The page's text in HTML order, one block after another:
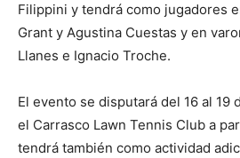
Filippini y tendrá como jugadores
Grant y Agustina Cuestas y en
Llanes e Ignacio Troche.
El evento se disputará del 16 al 19
el Carrasco Lawn Tennis Club a
tendrá también como actividad